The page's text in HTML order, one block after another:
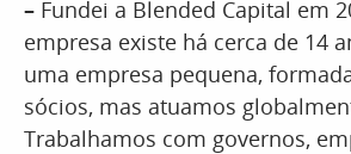
– Fundei a Blended Capital em
empresa existe há cerca de 14
uma empresa pequena,
sócios, mas atuamos
Trabalhamos com governos,